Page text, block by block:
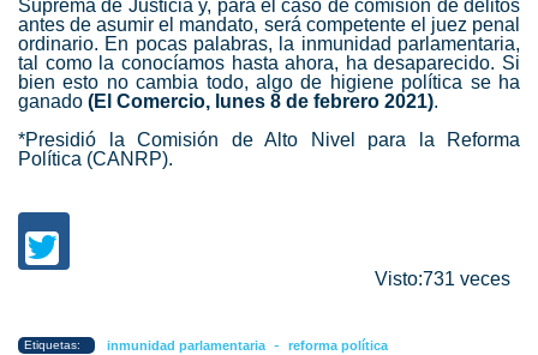
Suprema de Justicia y, para el caso de comisión de delitos
antes de asumir el mandato, será competente el juez penal
ordinario. En pocas palabras, la inmunidad parlamentaria,
tal como la conocíamos hasta ahora, ha desaparecido. Si
bien esto no cambia todo, algo de higiene política se ha
ganado (El Comercio, lunes 8 de febrero 2021).
*Presidió la Comisión de Alto Nivel para la Reforma
Política (CANRP).
Visto:731 veces
Etiquetas: inmunidad parlamentaria - reforma política